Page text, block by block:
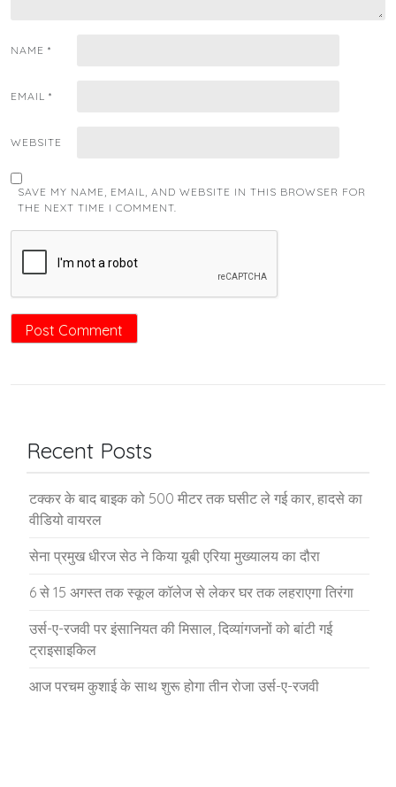
NAME *
EMAIL *
WEBSITE
SAVE MY NAME, EMAIL, AND WEBSITE IN THIS BROWSER FOR
THE NEXT TIME I COMMENT.
Recent Posts
टक्कर के बाद बाइक को 500 मीटर तक घसीट ले गई कार, हादसे का
वीडियो वायरल
सेना प्रमुख धीरज सेठ ने किया यूबी एरिया मुख्यालय का दौरा
6 से 15 अगस्त तक स्कूल कॉलेज से लेकर घर तक लहराएगा तिरंगा
उर्स-ए-रजवी पर इंसानियत की मिसाल, दिव्यांगजनों को बांटी गई
ट्राइसाइकिल
आज परचम कुशाई के साथ शुरू होगा तीन रोजा उर्स-ए-रजवी